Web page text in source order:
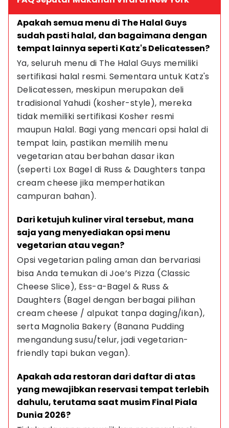
Apakah semua menu di The Halal Guys
sudah pasti halal, dan bagaimana dengan
tempat lainnya seperti Katz's Delicatessen?
Ya, seluruh menu di The Halal Guys memiliki
sertifikasi halal resmi. Sementara untuk Katz's
Delicatessen, meskipun merupakan deli
tradisional Yahudi (kosher-style), mereka
tidak memiliki sertifikasi Kosher resmi
maupun Halal. Bagi yang mencari opsi halal di
tempat lain, pastikan memilih menu
vegetarian atau berbahan dasar ikan
(seperti Lox Bagel di Russ & Daughters tanpa
cream cheese jika memperhatikan
campuran bahan).
Dari ketujuh kuliner viral tersebut, mana
saja yang menyediakan opsi menu
vegetarian atau vegan?
Opsi vegetarian paling aman dan bervariasi
bisa Anda temukan di Joe’s Pizza (Classic
Cheese Slice), Ess-a-Bagel & Russ &
Daughters (Bagel dengan berbagai pilihan
cream cheese / alpukat tanpa daging/ikan),
serta Magnolia Bakery (Banana Pudding
mengandung susu/telur, jadi vegetarian-
friendly tapi bukan vegan).
Apakah ada restoran dari daftar di atas
yang mewajibkan reservasi tempat terlebih
dahulu, terutama saat musim Final Piala
Dunia 2026?